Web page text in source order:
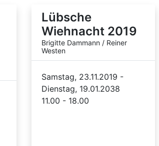
Lübsche
Wiehnacht 2019
Brigitte Dammann / Reiner
Westen
Samstag, 23.11.2019 -
Dienstag, 19.01.2038
11.00 - 18.00